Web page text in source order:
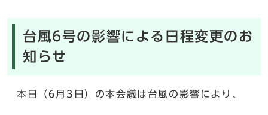
台風6号の影響による日程変更のお
知らせ
本日（6月3日）の本会議は台風の影響により、